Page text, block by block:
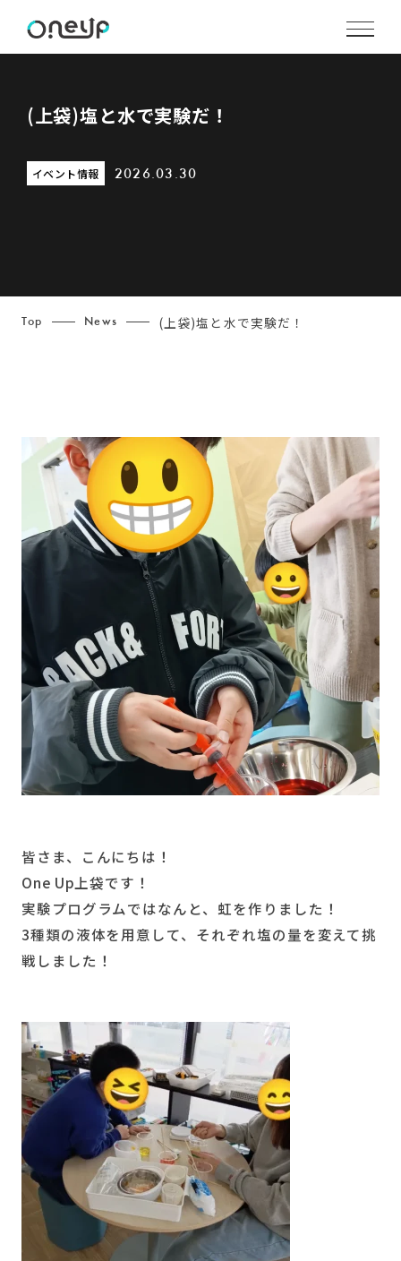
(上袋)塩と水で実験だ！
イベント情報 2026.03.30
Top News (上袋)塩と水で実験だ！
皆さま、こんにちは！
One Up上袋です！
実験プログラムではなんと、虹を作りました！
3種類の液体を用意して、それぞれ塩の量を変えて挑
戦しました！